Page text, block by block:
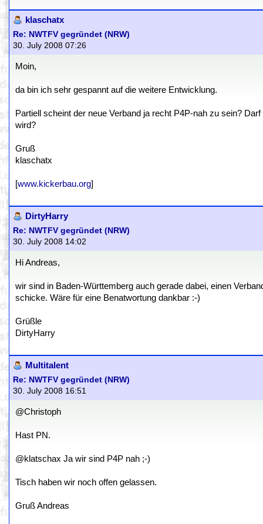
klaschatx
Re: NWTFV gegründet (NRW)
30. July 2008 07:26
Moin,
da bin ich sehr gespannt auf die weitere Entwicklung.
Partiell scheint der neue Verband ja recht P4P-nah zu sein?
wird?
Gruß
klaschatx
[www.kickerbau.org]
DirtyHarry
Re: NWTFV gegründet (NRW)
30. July 2008 14:02
Hi Andreas,
wir sind in Baden-Württemberg auch gerade dabei, einen
schicke. Wäre für eine Benatwortung dankbar :-)
Grüßle
DirtyHarry
Multitalent
Re: NWTFV gegründet (NRW)
30. July 2008 16:51
@Christoph
Hast PN.
@klatschax Ja wir sind P4P nah ;-)
Tisch haben wir noch offen gelassen.
Gruß Andreas